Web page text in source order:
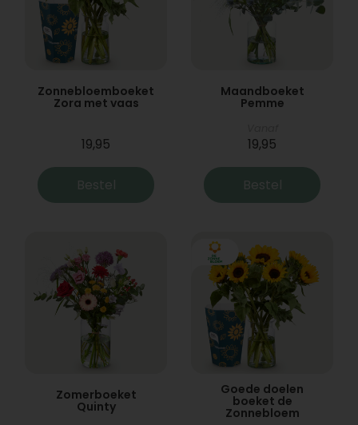
Zonnebloemboeket
Zora met vaas
19,95
Bestel
Maandboeket
Pemme
19,95
Bestel
Zomerboeket
Quinty
Goede doelen
boeket de
Zonnebloem